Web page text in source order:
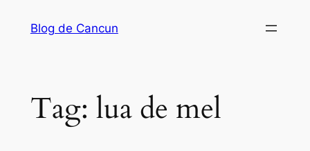
Blog de Cancun
Tag: lua de mel